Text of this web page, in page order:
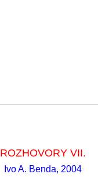
ROZHOVORY VII.
Ivo A. Benda, 2004